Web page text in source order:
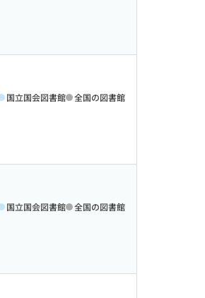
国立国会図書館 全国の図書館
国立国会図書館 全国の図書館